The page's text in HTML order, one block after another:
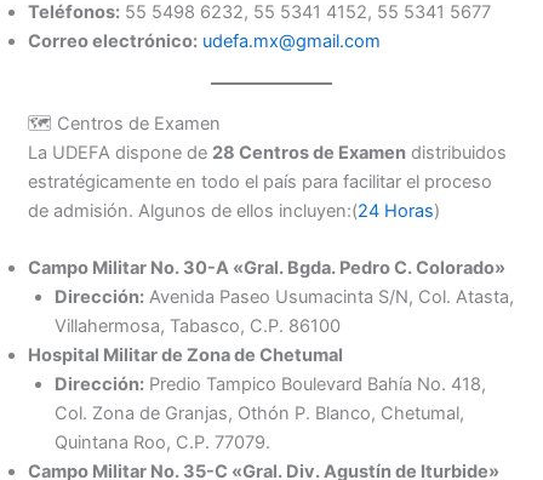
Teléfonos:55 5498 6232, 55 5341 4152, 55 5341 5677
Correo electrónico: udefa.mx@gmail.com
🗺️ Centros de Examen
La UDEFA dispone de 28 Centros de Examendistribuidos
estratégicamente en todo el país para facilitar el proceso
de admisión. Algunos de ellos incluyen:(24 Horas)
Campo Militar No. 30-A «Gral. Bgda. Pedro C. Colorado»
Dirección:Avenida Paseo Usumacinta S/N, Col. Atasta,
Villahermosa, Tabasco, C.P. 86100
Hospital Militar de Zona de Chetumal
Dirección:Predio Tampico Boulevard Bahía No. 418,
Col. Zona de Granjas, Othón P. Blanco, Chetumal,
Quintana Roo, C.P. 77079.
Campo Militar No. 35-C «Gral. Div. Agustín de Iturbide»